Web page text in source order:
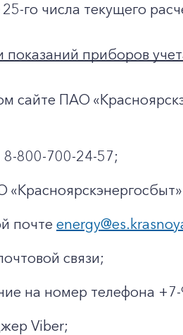
го числа текущего
приборов
сайте ПАО
800-700-24-57;
почте
связи;
на номер телефона
Viber;